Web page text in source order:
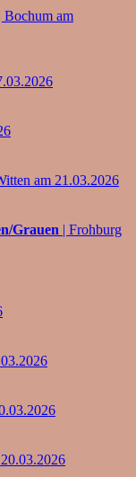
| Bochum am
am 21.03.2026
Grauen | Frohburg